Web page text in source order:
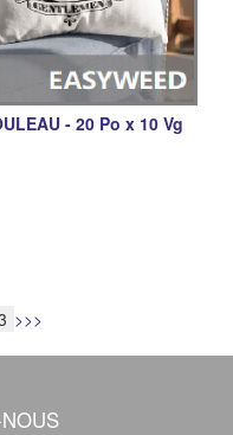
- 20 Po x 10 Vg
>>>